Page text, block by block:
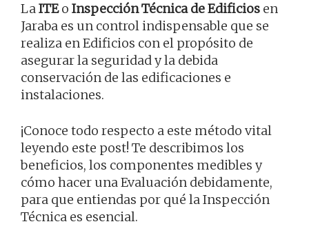
LaITEo Inspección Técnica de Edificios en
Jaraba es un control indispensable que se
realiza en Edificios con el propósito de
asegurar la seguridad y la debida
conservación de las edificaciones e
instalaciones.
¡Conoce todo respecto a este método vital
leyendo este post! Te describimos los
beneficios, los componentes medibles y
cómo hacer una Evaluación debidamente,
para que entiendas por qué la Inspección
Técnica es esencial.